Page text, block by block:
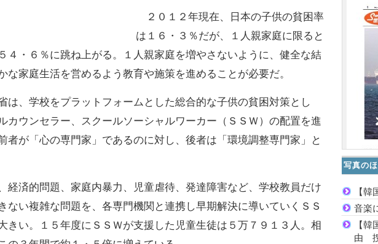
２０１２年現在、日本の子供の貧困率
は１６・３％だが、１人親家庭に限ると
４・６％に跳ね上がる。１人親家庭を増やさないように、健全な結
な家庭生活を営めるよう教育や施策を進めることが必要だ。
は、学校をプラットフォームとした総合的な子供の貧困対策とし
カウンセラー、スクールソーシャルワーカー（ＳＳＷ）の配置を進
者が「心の専門家」であるのに対し、後者は「環境調整専門家」と
経済的問題、家庭内暴力、児童虐待、発達障害など、学校教員だけ
ない複雑な問題を、各専門機関と連携し早期解決に導いていくＳＳ
きい。１５年度にＳＳＷが支援した児童生徒は５万７９１３人。相
写真の
【
音楽
【
由